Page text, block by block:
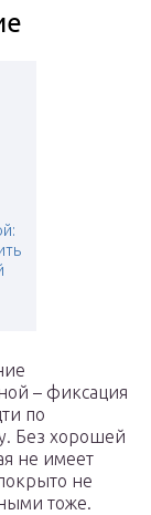
– фиксация
по
Без хорошей
не имеет
не
тоже.